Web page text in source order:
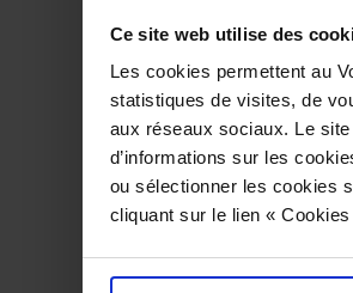
Ce site web utilise des
Les cookies permettent au
statistiques de visites, de
aux réseaux sociaux. Le
d’informations sur les
ou sélectionner les cookies
cliquant sur le lien «
Figure de
incontournable de
sublime les
résultat est une
avec les savoir-